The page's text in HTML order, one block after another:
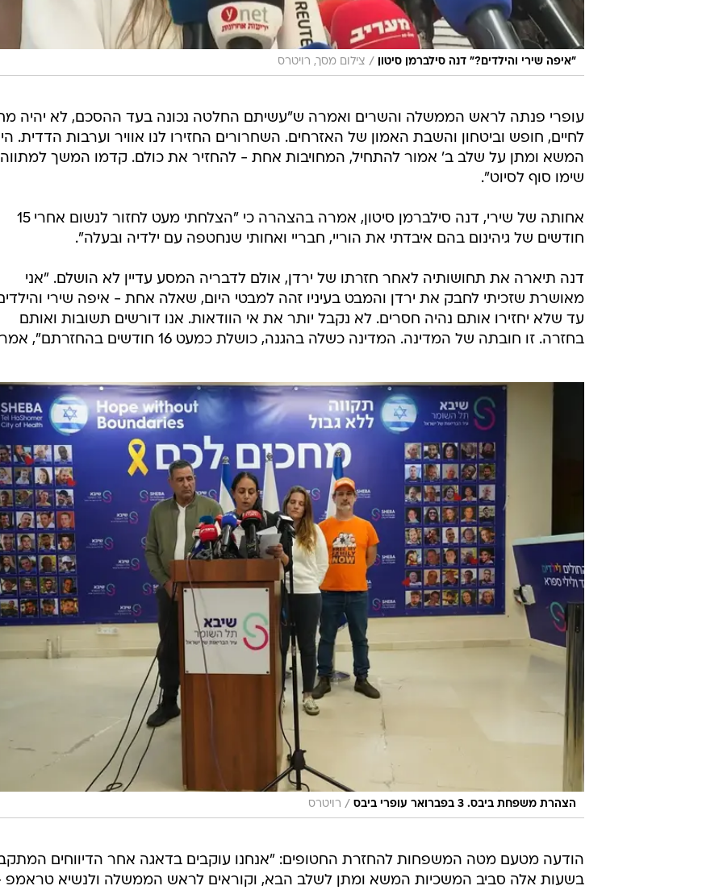
"איפה שירי והילדים?" דנה סילברמן סיטון / צילום מסך, רויטרס
עופרי פנתה לראש הממשלה והשרים ואמרה ש"עשיתם החלטה נכונה בעד ההסכם, לא יהיה
לחיים, חופש וביטחון והשבת האמון של האזרחים. השחרורים החזירו לנו אוויר וערבות הדדית.
המשא ומתן על שלב ב' אמור להתחיל, המחויבות אחת - להחזיר את כולם. קדמו המשך
שימו סוף לסיוט".
אחותה של שירי, דנה סילברמן סיטון, אמרה בהצהרה כי "הצלחתי מעט לחזור לנשום אחרי 15
חודשים של גיהינום בהם איבדתי את הוריי, חבריי ואחותי שנחטפה עם ילדיה ובעלה".
דנה תיארה את תחושותיה לאחר חזרתו של ירדן, אולם לדבריה המסע עדיין לא הושלם. "אני
מאושרת שזכיתי לחבק את ירדן והמבט בעיניו זהה למבטי היום, שאלה אחת - איפה שירי
עד שלא יחזירו אותם נהיה חסרים. לא נקבל יותר את אי הוודאות. אנו דורשים תשובות ואותם
בחזרה. זו חובתה של המדינה. המדינה כשלה בהגנה, כושלת כמעט 16 חודשים בהחזרתם", אמרה.
הצהרת משפחת ביבס. 3 בפברואר עופרי ביבס / רויטרס
הודעה מטעם מטה המשפחות להחזרת החטופים: "אנחנו עוקבים בדאגה אחר הדיווחים
בשעות אלה סביב המשכיות המשא ומתן לשלב הבא, וקוראים לראש הממשלה ולנשיא טראמפ